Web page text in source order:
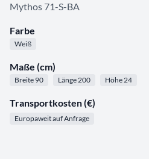
Mythos 71-S-BA
Farbe
Weiß
Maße (cm)
Breite 90 Länge 200 Höhe 24
Transportkosten (€)
Europaweit auf Anfrage